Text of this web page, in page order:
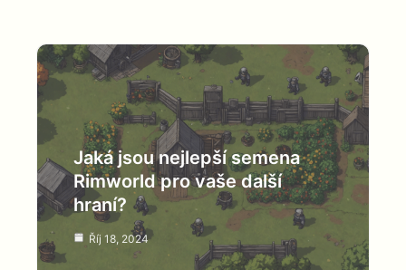
Jaká jsou nejlepší semena
Rimworld pro vaše další
hraní?
Říj 18, 2024